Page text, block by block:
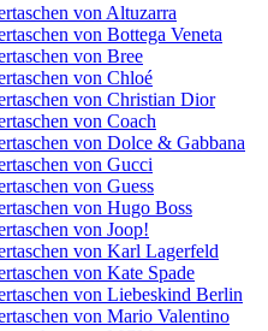
von Altuzarra
von Bottega Veneta
von Bree
von Chloé
von Christian Dior
von Coach
von Dolce & Gabbana
von Gucci
von Guess
von Hugo Boss
von Joop!
von Karl Lagerfeld
von Kate Spade
von Liebeskind Berlin
von Mario Valentino